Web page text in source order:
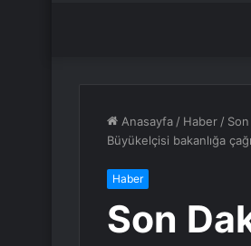
Anasayfa / Haber /
Büyükelçisi bakanlığa
Haber
Son